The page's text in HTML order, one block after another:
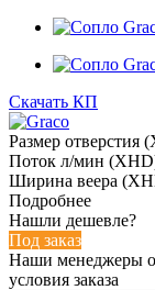
Скачать КП
Размер отверстия
Поток л/мин
Ширина веера
Подробнее
Нашли дешевле?
Под заказ
Наши менеджеры
условия заказа